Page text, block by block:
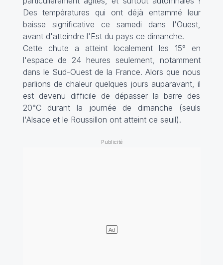
Des températures qui ont déjà entammé leur
baisse significative ce samedi dans l'Ouest,
avant d'atteindre l'Est du pays ce dimanche.
Cette chute a atteint localement les 15° en
l'espace de 24 heures seulement, notamment
dans le Sud-Ouest de la France. Alors que nous
parlions de chaleur quelques jours auparavant, il
est devenu difficile de dépasser la barre des
20°C durant la journée de dimanche (seuls
l'Alsace et le Roussillon ont atteint ce seuil).